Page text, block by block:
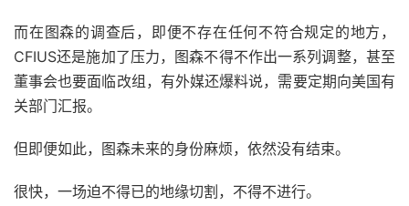
而在图森的调查后，即便不存在任何不符合规定的地方，
CFIUS还是施加了压力，图森不得不作出一系列调整，甚至
董事会也要面临改组，有外媒还爆料说，需要定期向美国有
关部门汇报。
但即便如此，图森未来的身份麻烦，依然没有结束。
很快，一场迫不得已的地缘切割，不得不进行。